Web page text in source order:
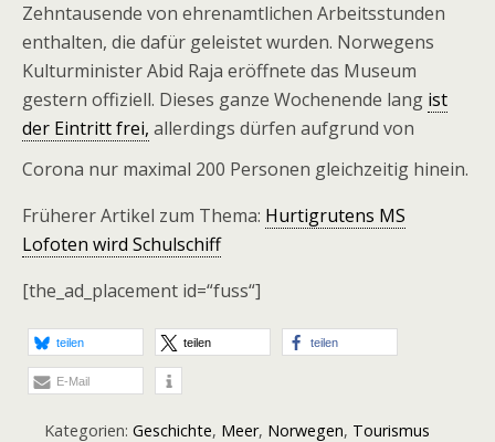
Zehntausende von ehrenamtlichen Arbeitsstunden
enthalten, die dafür geleistet wurden. Norwegens
Kulturminister Abid Raja eröffnete das Museum
gestern offiziell. Dieses ganze Wochenende lang ist
der Eintritt frei, allerdings dürfen aufgrund von
Corona nur maximal 200 Personen gleichzeitig hinein.
Früherer Artikel zum Thema: Hurtigrutens MS
Lofoten wird Schulschiff
[the_ad_placement id=“fuss“]
teilen teilen teilen
E-Mail
Kategorien: Geschichte, Meer, Norwegen, Tourismus